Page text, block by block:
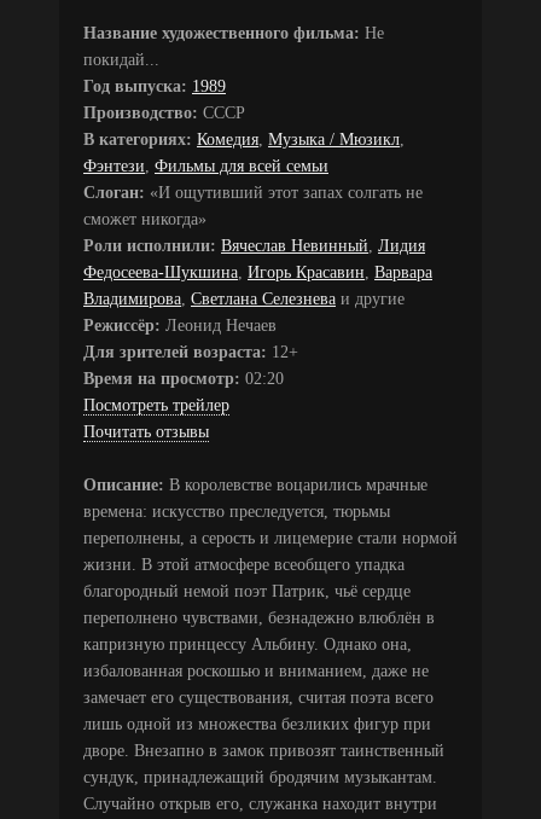
Название художественного фильма: Не
покидай...
Год выпуска: 1989
Производство: СССР
В категориях: Комедия Музыка / Мюзикл
Фэнтези Фильмы для всей семьи
Слоган: «И ощутивший этот запах солгать не
сможет никогда»
Роли исполнили: Вячеслав Невинный Лидия
Федосеева-Шукшина Игорь Красавин Варвара
Владимирова Светлана Селезнева и другие
Режиссёр: Леонид Нечаев
Для зрителей возраста: 12+
Время на просмотр: 02:20
Посмотреть трейлер
Почитать отзывы
Описание: В королевстве воцарились мрачные
времена: искусство преследуется, тюрьмы
переполнены, а серость и лицемерие стали нормой
жизни. В этой атмосфере всеобщего упадка
благородный немой поэт Патрик, чьё сердце
переполнено чувствами, безнадежно влюблён в
капризную принцессу Альбину. Однако она,
избалованная роскошью и вниманием, даже не
замечает его существования, считая поэта всего
лишь одной из множества безликих фигур при
дворе. Внезапно в замок привозят таинственный
сундук, принадлежащий бродячим музыкантам.
Случайно открыв его, служанка находит внутри